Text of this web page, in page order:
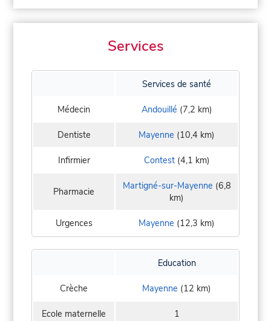
Services
Services de santé
Médecin Andouillé (7,2 km)
Dentiste Mayenne (10,4 km)
Infirmier Contest(4,1 km)
Pharmacie Martigné-sur-Mayenne (6,8
km)
Urgences Mayenne (12,3 km)
Education
Crèche Mayenne (12 km)
Ecole maternelle 1